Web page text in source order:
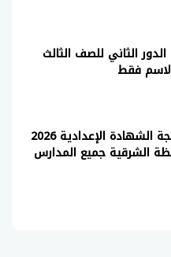
الثاني للصف الثالث
بالاسم فقط.. نتيجة الشهادة الإعدادية 2026
الشرقية جميع المدارس